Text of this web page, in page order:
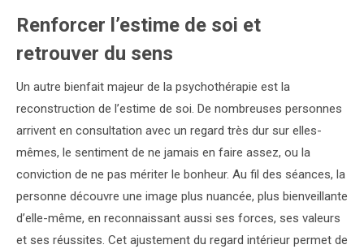
Renforcer l’estime de soi et
retrouver du sens
Un autre bienfait majeur de la psychothérapie est la
reconstruction de l’estime de soi. De nombreuses personnes
arrivent en consultation avec un regard très dur sur elles-
mêmes, le sentiment de ne jamais en faire assez, ou la
conviction de ne pas mériter le bonheur. Au fil des séances, la
personne découvre une image plus nuancée, plus bienveillante
d’elle-même, en reconnaissant aussi ses forces, ses valeurs
et ses réussites. Cet ajustement du regard intérieur permet de